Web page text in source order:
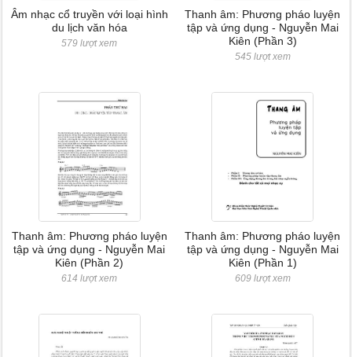
Âm nhạc cổ truyền với loại hình
du lịch văn hóa
579 lượt xem
Thanh âm: Phương pháo luyện
tập và ứng dụng - Nguyễn Mai
Kiên (Phần 3)
545 lượt xem
Thanh âm: Phương pháo luyện
tập và ứng dụng - Nguyễn Mai
Kiên (Phần 2)
614 lượt xem
Thanh âm: Phương pháo luyện
tập và ứng dụng - Nguyễn Mai
Kiên (Phần 1)
609 lượt xem